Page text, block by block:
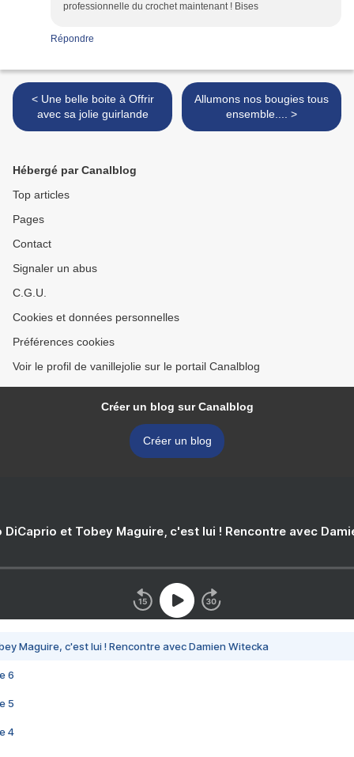
professionnelle du crochet maintenant ! Bises
Répondre
< Une belle boite à Offrir
avec sa jolie guirlande
Allumons nos bougies tous
ensemble.... >
Hébergé par Canalblog
Top articles
Pages
Contact
Signaler un abus
C.G.U.
Cookies et données personnelles
Préférences cookies
Voir le profil de vanillejolie sur le portail Canalblog
Créer un blog sur Canalblog
Créer un blog
DiCaprio et Tobey Maguire, c'est lui ! Rencontre avec
Maguire, c'est lui ! Rencontre avec Damien Witecka
6
5
4